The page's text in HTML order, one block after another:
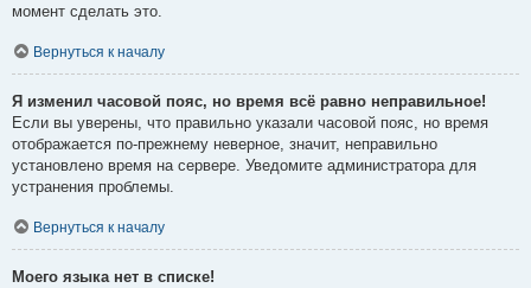
момент сделать это.
Вернуться к началу
Я изменил часовой пояс, но время всё равно неправильное!
Если вы уверены, что правильно указали часовой пояс, но время
отображается по-прежнему неверное, значит, неправильно
установлено время на сервере. Уведомите администратора для
устранения проблемы.
Вернуться к началу
Моего языка нет в списке!